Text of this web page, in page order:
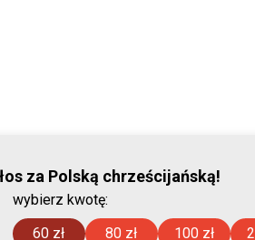
za Polską chrześcijańską!
wybierz kwotę:
60 zł
80 zł 100 zł